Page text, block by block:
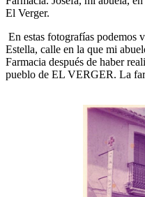
El Verger.
En estas fotografías podemos
Estella, calle en la que mi
Farmacia después de haber
pueblo de EL VERGER. La